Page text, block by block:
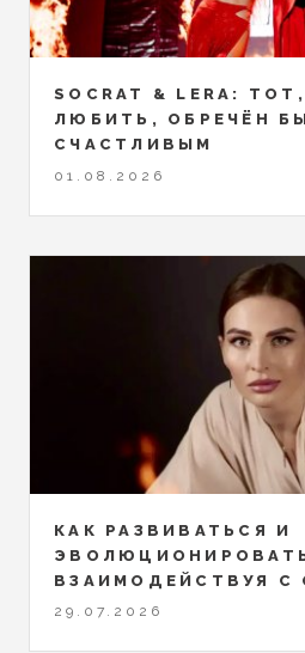
SOCRAT & LERA:
ЛЮБИТЬ, ОБРЕЧЁН
СЧАСТЛИВЫМ
01.08.2026
КАК РАЗВИВАТЬСЯ И
ВЗАИМОДЕЙСТВУЯ С
29.07.2026